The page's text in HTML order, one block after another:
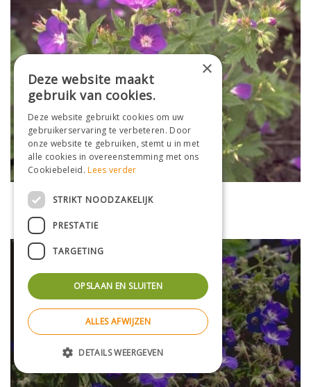
Bosooievaarsbek
×
Deze website maakt
gebruik van cookies.
Deze website gebruikt cookies om uw
gebruikerservaring te verbeteren. Door
onze website te gebruiken, stemt u in met
alle cookies in overeenstemming met ons
Cookiebeleid.Lees verder
STRIKT NOODZAKELIJK
PRESTATIE
TARGETING
OPSLAAN EN SLUITEN
ALLES AFWIJZEN
DETAILS WEERGEVEN